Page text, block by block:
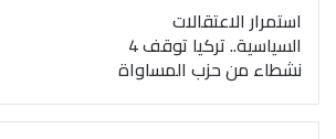
استمرار الاعتقالات
السياسية.. تركيا توقف 4
نشطاء من حزب المساواة